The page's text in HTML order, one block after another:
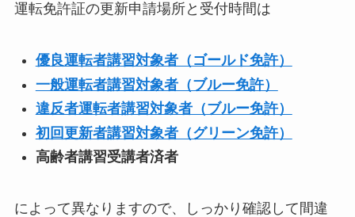
運転免許証の更新申請場所と受付時間は
優良運転者講習対象者（ゴールド免許）
一般運転者講習対象者（ブルー免許）
違反者運転者講習対象者（ブルー免許）
初回更新者講習対象者（グリーン免許）
高齢者講習受講者済者
によって異なりますので、しっかり確認して間違